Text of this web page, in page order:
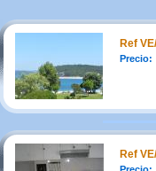
Ref
Precio:
Ref